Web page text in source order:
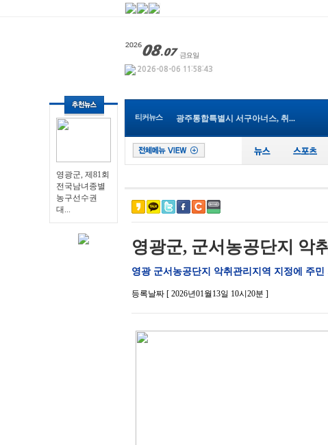
영광군, 제81회
전국남녀종별
농구선수권
대...
티커뉴스
영광군, 제81회 전국남녀종별농...
광주통합특별시 서구아너스, 취...
전남광주통합특별시교육청, ‘건...
장성군, 폭염·가뭄 ‘총력 대응...
영광군, 제81회 전국남녀종별농...
영광군, 군서농공단지 악
영광 군서농공단지 악취관리지역 지정에 주
등록날짜 [ 2026년01월13일 10시20분 ]